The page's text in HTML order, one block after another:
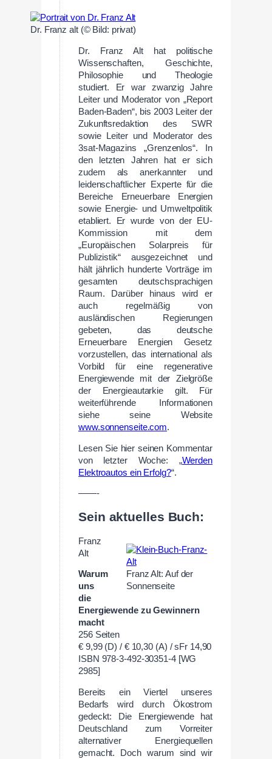
Dr. Franz alt (© Bild: privat)
Dr. Franz Alt hat politische
Wissenschaften, Geschichte,
Philosophie und Theologie
studiert. Er war zwanzig Jahre
Leiter und Moderator von „Report
Baden-Baden“, bis 2003 Leiter der
Zukunftsredaktion des SWR
sowie Leiter und Moderator des
3sat-Magazins „Grenzenlos“. In
den letzten Jahren hat er sich
zudem als anerkannter und
leidenschaftlicher Experte für die
Bereiche Erneuerbare Energien
sowie Energie- und Umweltpolitik
etabliert. Er wurde von der EU-
Kommission mit dem
„Europäischen Solarpreis für
Publizistik“ ausgezeichnet und
hält jährlich hunderte Vorträge im
gesamten deutschsprachigen
Raum. Darüber hinaus wird er
auch regelmäßig von
ausländischen Regierungen
gebeten, das deutsche
Erneuerbare Energien Gesetz
vorzustellen, das international als
Vorbild für eine regenerative
Energiewende mit der Zielgröße
der Energieautarkie gilt. Für
weiterführende Informationen
siehe seine Website
www.sonnenseite.com.
Lesen Sie hier seinen Kommentar
von letzter Woche: „Werden
Elektroautos ein Erfolg?“.
——-
Sein aktuelles Buch:
Franz Alt: Auf der
Sonnenseite
Franz
Alt
Warum
uns
die
Energiewende zu Gewinnern
macht
256 Seiten
€ 9,99 (D) / € 10,30 (A) / sFr 14,90
ISBN 978-3-492-30351-4 [WG
2985]
Bereits ein Viertel unseres
Bedarfs wird durch Ökostrom
gedeckt: Die Energiewende hat
Deutschland zum Vorreiter
alternativer Energiequellen
gemacht. Doch warum sind wir